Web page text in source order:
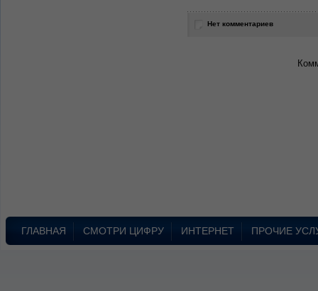
Нет комментариев
ГЛАВНАЯ СМОТРИ ЦИФРУ ИНТЕРНЕТ ПРОЧИЕ